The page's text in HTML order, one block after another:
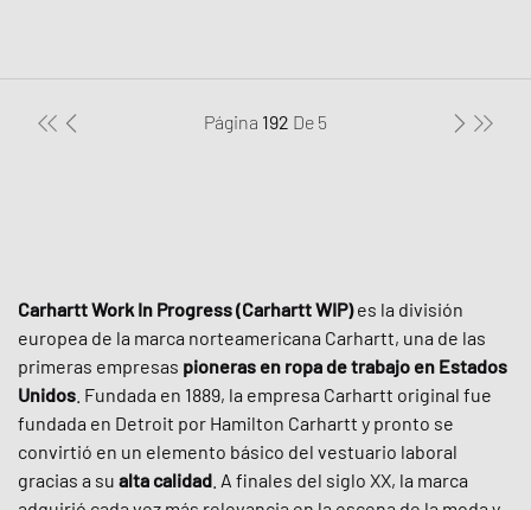
Página 192 De 5
Carhartt Work In Progress (Carhartt WIP)es la división
europea de la marca norteamericana Carhartt, una de las
primeras empresas pioneras en ropa de trabajo en Estados
Unidos . Fundada en 1889, la empresa Carhartt original fue
fundada en Detroit por Hamilton Carhartt y pronto se
convirtió en un elemento básico del vestuario laboral
gracias a su alta calidad . A finales del siglo XX, la marca